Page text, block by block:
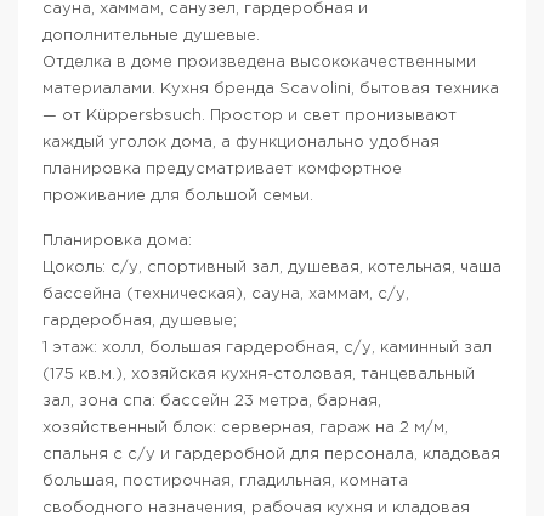
сауна, хаммам, санузел, гардеробная и
дополнительные душевые.
Отделка в доме произведена высококачественными
материалами. Кухня бренда Scavolini, бытовая техника
— от Küppersbsuch. Простор и свет пронизывают
каждый уголок дома, а функционально удобная
планировка предусматривает комфортное
проживание для большой семьи.
Планировка дома:
Цоколь: с/у, спортивный зал, душевая, котельная, чаша
бассейна (техническая), сауна, хаммам, с/у,
гардеробная, душевые;
1 этаж: холл, большая гардеробная, с/у, каминный зал
(175 кв.м.), хозяйская кухня-столовая, танцевальный
зал, зона спа: бассейн 23 метра, барная,
хозяйственный блок: серверная, гараж на 2 м/м,
спальня с с/у и гардеробной для персонала, кладовая
большая, постирочная, гладильная, комната
свободного назначения, рабочая кухня и кладовая